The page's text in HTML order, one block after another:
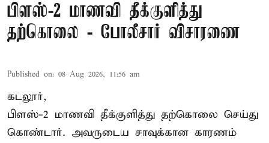
பிளஸ்-2 மாணவி தீக்குளித்து
தற்கொலை - போலீசார் விசாரணை
Published on: 08 Aug 2026, 11:56 am
கடலூர்,
பிளஸ்-2 மாணவி தீக்குளித்து தற்கொலை செய்து
கொண்டார். அவருடைய சாவுக்கான காரணம்